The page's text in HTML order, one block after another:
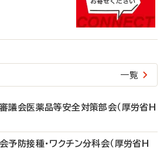
一覧
議会医薬品等安全対策部会（厚労省H
防接種・ワクチン分科会（厚労省H